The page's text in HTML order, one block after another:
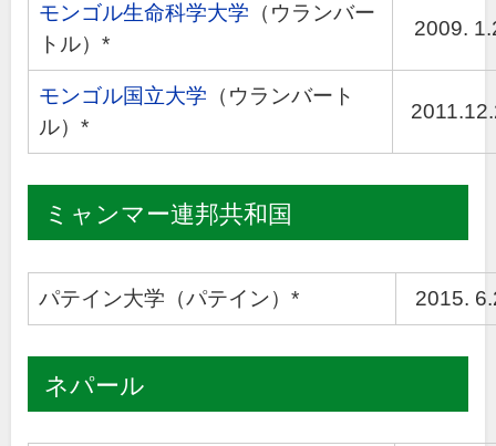
モンゴル生命科学大学 （ウランバー
トル）*
2009.
モンゴル国立大学 （ウランバート
ル）*
ミャンマー連邦共和国
パテイン大学（パテイン）* 2015.
ネパール